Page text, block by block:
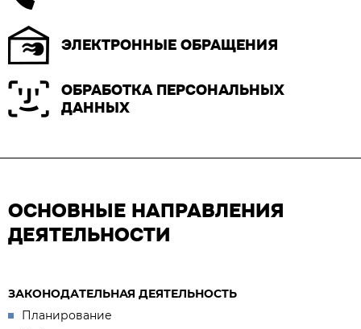
ЭЛЕКТРОННЫЕ ОБРАЩЕНИЯ
ОБРАБОТКА ПЕРСОНАЛЬНЫХ
ДАННЫХ
ОСНОВНЫЕ НАПРАВЛЕНИЯ
ДЕЯТЕЛЬНОСТИ
ЗАКОНОДАТЕЛЬНАЯ ДЕЯТЕЛЬНОСТЬ
Планирование